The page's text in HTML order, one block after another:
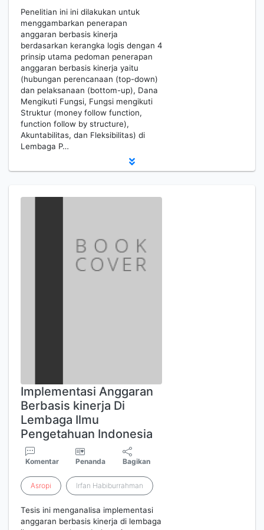
Penelitian ini ini dilakukan untuk
menggambarkan penerapan
anggaran berbasis kinerja
berdasarkan kerangka logis dengan 4
prinsip utama pedoman penerapan
anggaran berbasis kinerja yaitu
(hubungan perencanaan (top-down)
dan pelaksanaan (bottom-up), Dana
Mengikuti Fungsi, Fungsi mengikuti
Struktur (money follow function,
function follow by structure),
Akuntabilitas, dan Fleksibilitas) di
Lembaga P…
Implementasi Anggaran
Berbasis kinerja Di
Lembaga Ilmu
Pengetahuan Indonesia
Komentar Penanda Bagikan
Asropi Irfan Habiburrahman
Tesis ini menganalisa implementasi
anggaran berbasis kinerja di lembaga